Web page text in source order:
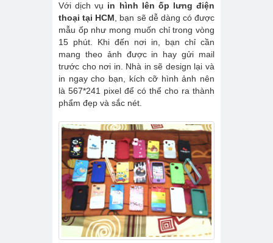
Với dịch vụ in hình lên ốp lưng điện
thoại tại HCM , bạn sẽ dễ dàng có được
mẫu ốp như mong muốn chỉ trong vòng
15 phút. Khi đến nơi in, bạn chỉ cần
mang theo ảnh được in hay gửi mail
trước cho nơi in. Nhà in sẽ design lại và
in ngay cho bạn, kích cỡ hình ảnh nên
là 567*241 pixel để có thể cho ra thành
phẩm đẹp và sắc nét.